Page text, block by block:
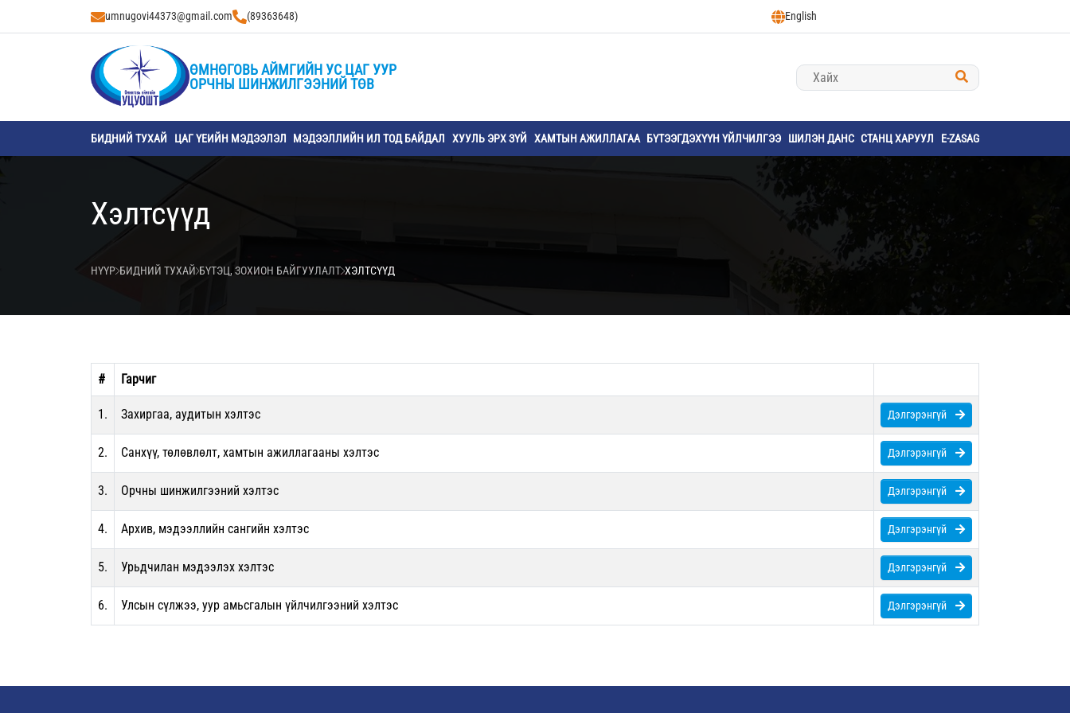
umnugovi44373@gmail.com (89363648) English
ӨМНӨГОВЬ АЙМГИЙН УС ЦАГ УУР
ОРЧНЫ ШИНЖИЛГЭЭНИЙ ТӨВ
БИДНИЙ ТУХАЙ ЦАГ ҮЕИЙН МЭДЭЭЛЭЛ МЭДЭЭЛЛИЙН ИЛ ТОД БАЙДАЛ ХУУЛЬ ЭРХ ЗҮЙ ХАМТЫН АЖИЛЛАГАА БҮТЭЭГДЭХҮҮН ҮЙЛЧИЛГЭЭ ШИЛЭН ДАНС СТАНЦ ХАРУУЛ E-ZASAG
Хэлтсүүд
НҮҮР БИДНИЙ ТУХАЙ БҮТЭЦ, ЗОХИОН БАЙГУУЛАЛТ ХЭЛТСҮҮД
# Гарчиг
1. Захиргаа, аудитын хэлтэс Дэлгэрэнгүй
2. Санхүү, төлөвлөлт, хамтын ажиллагааны хэлтэс Дэлгэрэнгүй
3. Орчны шинжилгээний хэлтэс Дэлгэрэнгүй
4. Архив, мэдээллийн сангийн хэлтэс Дэлгэрэнгүй
5. Урьдчилан мэдээлэх хэлтэс Дэлгэрэнгүй
6. Улсын сүлжээ, уур амьсгалын үйлчилгээний хэлтэс Дэлгэрэнгүй